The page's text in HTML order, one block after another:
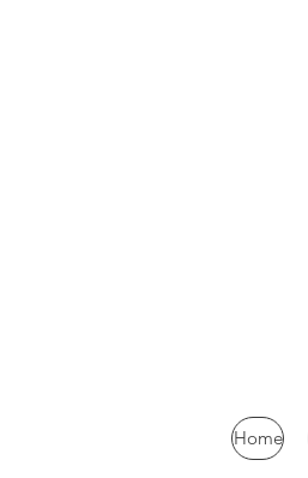
Home